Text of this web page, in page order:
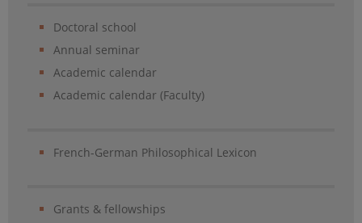
Doctoral school
Annual seminar
Academic calendar
Academic calendar (Faculty)
French-German Philosophical Lexicon
Grants & fellowships